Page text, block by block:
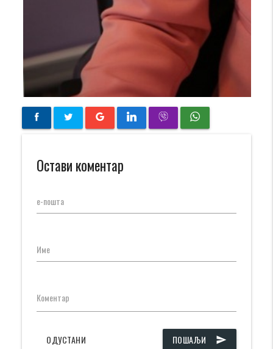
Остави коментар
е-пошта
Име
Коментар
ПОШАЉИ send
ОДУСТАНИ